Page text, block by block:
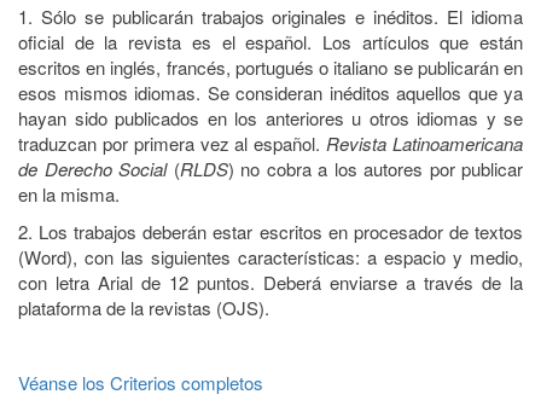
1. Sólo se publicarán trabajos originales e inéditos. El idioma
oficial de la revista es el español. Los artículos que están
escritos en inglés, francés, portugués o italiano se publicarán en
esos mismos idiomas. Se consideran inéditos aquellos que ya
hayan sido publicados en los anteriores u otros idiomas y se
traduzcan por primera vez al español.Revista Latinoamericana
de Derecho Social(RLDS) no cobra a los autores por publicar
en la misma.
2. Los trabajos deberán estar escritos en procesador de textos
(Word), con las siguientes características: a espacio y medio,
con letra Arial de 12 puntos. Deberá enviarse a través de la
plataforma de la revistas (OJS).
Véanse los Criterios completos